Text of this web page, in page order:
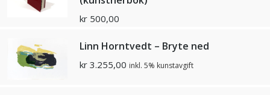
kr 500,00
Linn Horntvedt – Bryte ned
kr 3.255,00 inkl. 5% kunstavgift